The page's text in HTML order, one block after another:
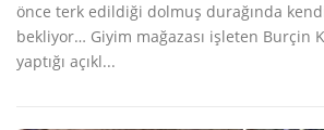
önce terk edildiği dolmuş durağında
bekliyor… Giyim mağazası işleten Burçin
yaptığı açıkl...